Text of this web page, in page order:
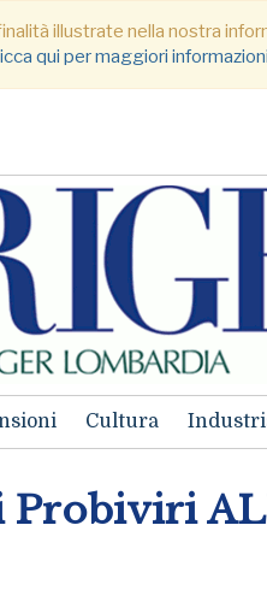
illustrate nella nostra
qui per maggiori informazioni
Cultura
Probiviri